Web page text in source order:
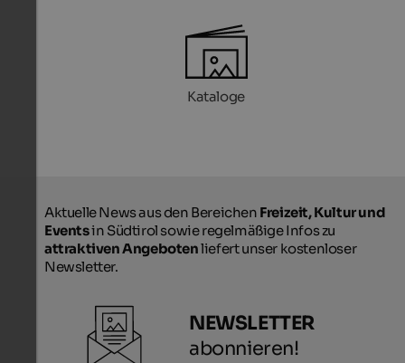
Kataloge
Aktuelle News aus den Bereichen Freizeit, Kultur und
Eventsin Südtirol sowie regelmäßige Infos zu
attraktiven Angebotenliefert unser kostenloser
Newsletter.
NEWSLETTER
abonnieren!